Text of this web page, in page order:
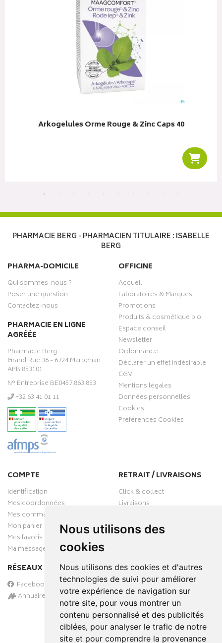
Nous utilisons des
cookies
Nous utilisons des cookies et d'autres
technologies de suivi pour améliorer
votre expérience de navigation sur
notre site, pour vous montrer un
contenu personnalisé et des publicités
ciblées, pour analyser le trafic de notre
site et pour comprendre la provenance
Arkogelules Orme Rouge & Zinc Caps 40
PHARMACIE BERG - PHARMACIEN TITULAIRE : ISABELLE
BERG
PHARMA-DOMICILE
Qui sommes-nous ?
Poser une question
Contactez-nous
PHARMACIE EN LIGNE
AGRÉÉE
Pharmacie Berg
Grand’Rue 36 - 6724 Marbehan
APB 853101
N° Entreprise BE0457.863.853
‭+32 63 41 01 11‬
OFFICINE
Accueil
Laboratoires & Marques
Promotions
Produits & cosmétique bio
Espace conseil
Newsletter
Ordonnance
Déclarer un effet indésirable
CGV
Mentions légales
Données personnelles
Cookies
Préférences Cookies
COMPTE
Identification
Mes coordonnées
Mes commandes
Mon panier
Mes favoris
Ma messagerie
RÉSEAUX SOCIAUX
Facebook
Annuaire des pharmacies
RETRAIT / LIVRAISONS
Click & collect
Livraisons
PAIEMENT SÉCURISÉ